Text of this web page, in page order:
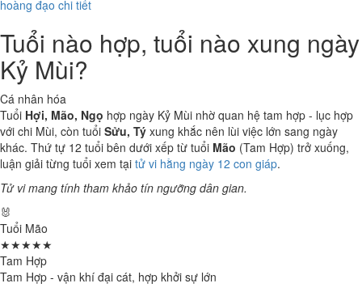
hoàng đạo chi tiết
Tuổi nào hợp, tuổi nào xung ngày
Kỷ Mùi?
Cá nhân hóa
Tuổi Hợi, Mão, Ngọ hợp ngày Kỷ Mùi nhờ quan hệ tam hợp - lục hợp
với chi Mùi, còn tuổi Sửu, Tý xung khắc nên lùi việc lớn sang ngày
khác. Thứ tự 12 tuổi bên dưới xếp từ tuổi Mão (Tam Hợp) trở xuống,
luận giải từng tuổi xem tại tử vi hằng ngày 12 con giáp.
Tử vi mang tính tham khảo tín ngưỡng dân gian.
🐰
Tuổi Mão
★★★★★
Tam Hợp
Tam Hợp - vận khí đại cát, hợp khởi sự lớn